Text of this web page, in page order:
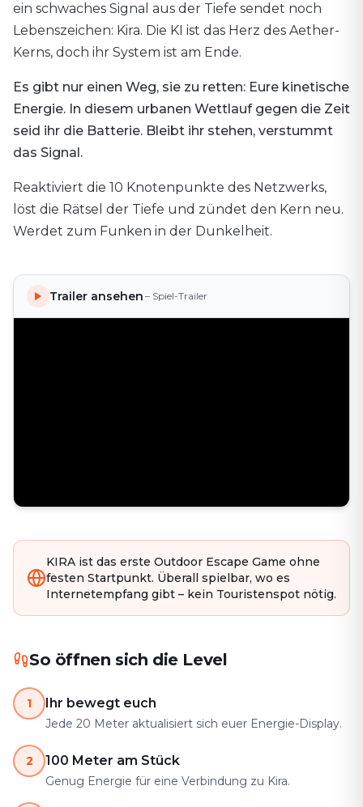
ein schwaches Signal aus der Tiefe sendet noch
Lebenszeichen: Kira. Die KI ist das Herz des Aether-
Kerns, doch ihr System ist am Ende.
Es gibt nur einen Weg, sie zu retten: Eure kinetische
Energie. In diesem urbanen Wettlauf gegen die Zeit
seid ihr die Batterie. Bleibt ihr stehen, verstummt
das Signal.
Reaktiviert die 10 Knotenpunkte des Netzwerks,
löst die Rätsel der Tiefe und zündet den Kern neu.
Werdet zum Funken in der Dunkelheit.
Trailer ansehen – Spiel-Trailer
KIRA ist das erste Outdoor Escape Game ohne
festen Startpunkt. Überall spielbar, wo es
Internetempfang gibt – kein Touristenspot nötig.
So öffnen sich die Level
1 Ihr bewegt euch
Jede 20 Meter aktualisiert sich euer Energie-Display.
2 100 Meter am Stück
Genug Energie für eine Verbindung zu Kira.